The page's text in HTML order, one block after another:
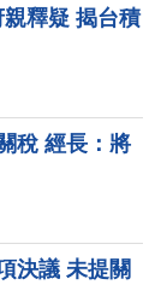
釋疑 揭台積
稅 經長：將
決議 未提關